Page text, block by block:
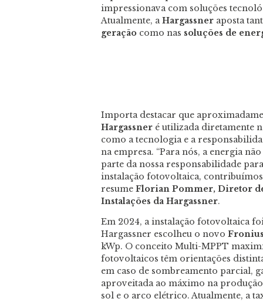
impressionava com soluções
Atualmente, aHargassner aposta
geração como nas soluções de
Importa destacar que
Hargassner é utilizada diretamente
como a tecnologia e a
na empresa. “Para nós, a energia
parte da nossa responsabilidade
instalação fotovoltaica,
resume Florian Pommer, Diretor
Instalações da Hargassner.
Em 2024, a instalação fotovoltaica
Hargassner escolheu o novo
kWp. O conceito Multi-MPPT
fotovoltaicos têm orientações
em caso de sombreamento parcial,
aproveitada ao máximo na
sol e o arco elétrico. Atualmente, a